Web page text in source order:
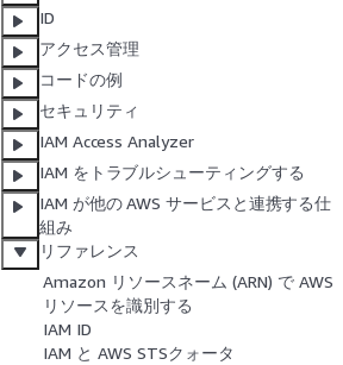
ID
アクセス管理
コードの例
セキュリティ
IAM Access Analyzer
IAM をトラブルシューティングする
IAM が他の AWS サービスと連携する仕
組み
リファレンス
Amazon リソースネーム (ARN) で AWS
リソースを識別する
IAM ID
IAM と AWS STSクォータ